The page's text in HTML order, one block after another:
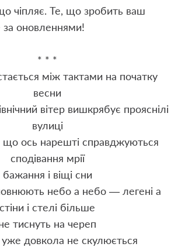
чіпляє. Те, що зробить ваш
за оновленнями!
* * *
між тактами на початку
весни
вітер вишкрябує прояснілі
вулиці
що ось нарешті справджуються
сподівання мрії
бажання і віщі сни
небо а небо — легені а
стіни і стелі більше
тиснуть на череп
уже довкола не скулюється